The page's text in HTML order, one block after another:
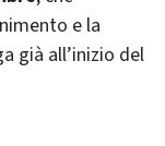
e la
già all’inizio del